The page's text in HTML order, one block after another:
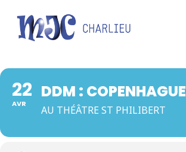
22
AVR
DDM : COPENHAGUE
AU THÉÂTRE ST PHILIBERT